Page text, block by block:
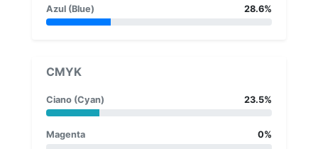
Azul (Blue) 28.6%
CMYK
Ciano (Cyan) 23.5%
Magenta 0%